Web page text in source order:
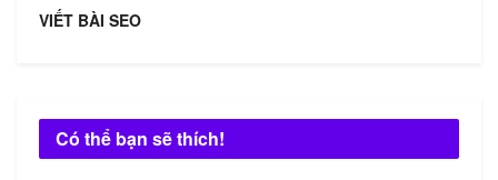
VIẾT BÀI SEO
Có thể bạn sẽ thích!